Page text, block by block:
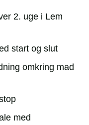
2. uge i Lem
start og slut
omkring mad
med